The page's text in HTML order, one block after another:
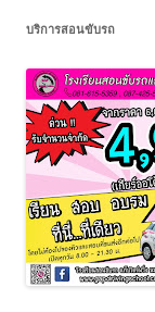
บริการสอนขับรถ